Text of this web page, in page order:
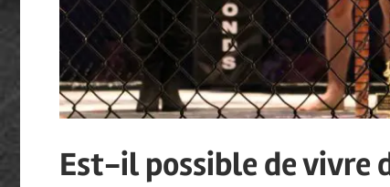
Est-il possible de vivre